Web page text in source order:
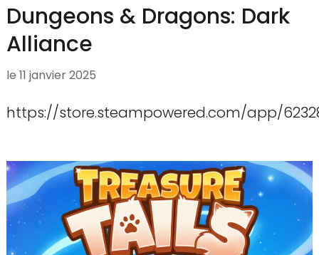
Dungeons & Dragons: Dark
Alliance
le 11 janvier 2025
https://store.steampowered.com/app/